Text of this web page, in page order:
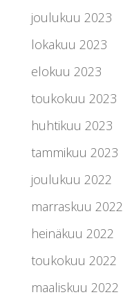
joulukuu 2023
lokakuu 2023
elokuu 2023
toukokuu 2023
huhtikuu 2023
tammikuu 2023
joulukuu 2022
marraskuu 2022
heinäkuu 2022
toukokuu 2022
maaliskuu 2022